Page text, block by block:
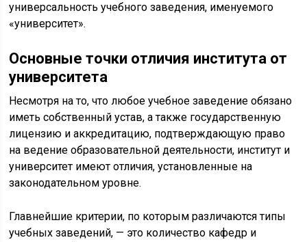
универсальность учебного заведения, именуемого
«университет».
Основные точки отличия института от
университета
Несмотря на то, что любое учебное заведение обязано
иметь собственный устав, а также государственную
лицензию и аккредитацию, подтверждающую право
на ведение образовательной деятельности, институт и
университет имеют отличия, установленные на
законодательном уровне.
Главнейшие критерии, по которым различаются типы
учебных заведений, — это количество кафедр и